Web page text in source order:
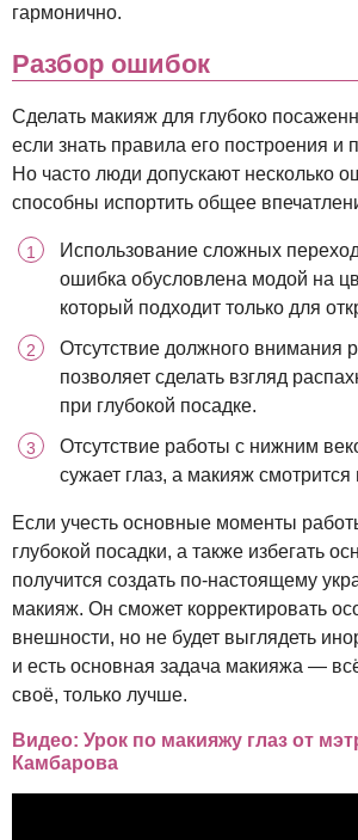
гармонично.
Разбор ошибок
Сделать макияж для глубоко
если знать правила его построения и
Но часто люди допускают несколько
способны испортить общее
Использование сложных
ошибка обусловлена модой на
который подходит только для
Отсутствие должного внимания
позволяет сделать взгляд
при глубокой посадке.
Отсутствие работы с нижним
сужает глаз, а макияж
Если учесть основные моменты
глубокой посадки, а также избегать
получится создать по-настоящему
макияж. Он сможет корректировать
внешности, но не будет выглядеть
и есть основная задача макияжа —
своё, только лучше.
Видео: Урок по макияжу глаз от
Камбарова